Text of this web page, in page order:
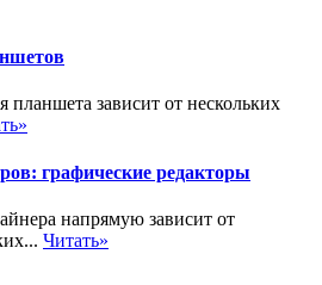
зависит от нескольких
графические редакторы
напрямую зависит от
Читать»